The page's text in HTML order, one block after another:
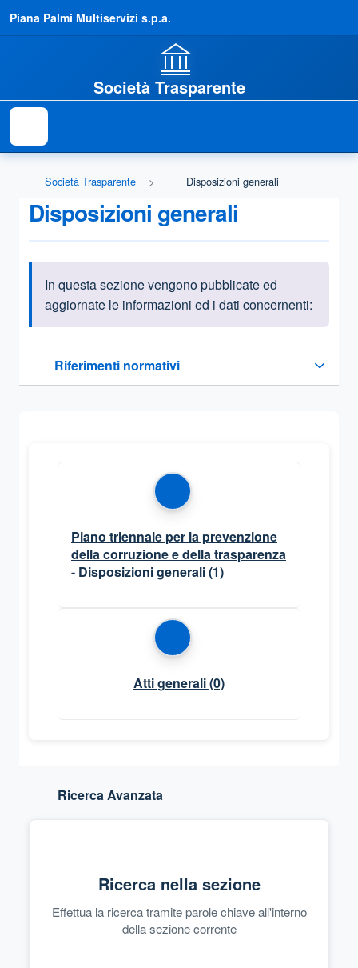
Piana Palmi Multiservizi s.p.a.
Società Trasparente
Società Trasparente Disposizioni generali
Disposizioni generali
Informazioni introduttive
In questa sezione vengono pubblicate ed
aggiornate le informazioni ed i dati concernenti:
Riferimenti normativi
Sezione compressa
Piano triennale per la prevenzione
della corruzione e della trasparenza
- Disposizioni generali(1)
Atti generali(0)
Ricerca Avanzata
Ricerca nella sezione
Effettua la ricerca tramite parole chiave all'interno
della sezione corrente